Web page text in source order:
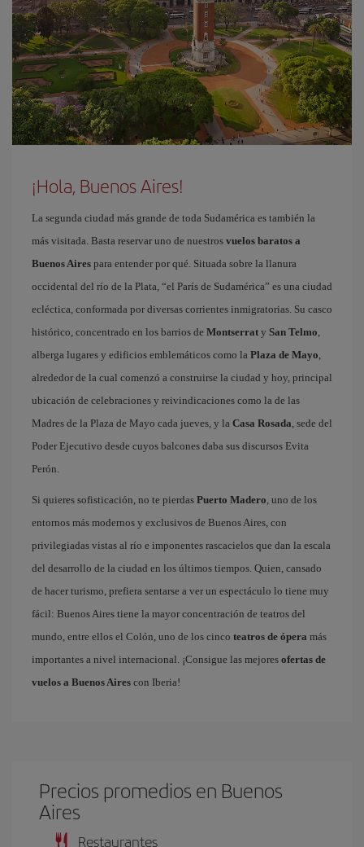
¡Hola, Buenos Aires!
La segunda ciudad más grande de toda Sudamérica es también la
más visitada. Basta reservar uno de nuestros vuelos baratos a
Buenos Aires para entender por qué. Situada sobre la llanura
occidental del río de la Plata, “el París de Sudamérica” es una ciudad
ecléctica, conformada por diversas corrientes inmigratorias. Su casco
histórico, concentrado en los barrios de Montserrat y San Telmo,
alberga lugares y edificios emblemáticos como la Plaza de Mayo,
alrededor de la cual comenzó a construirse la ciudad y hoy, principal
ubicación de celebraciones y reivindicaciones como la de las
Madres de la Plaza de Mayo cada jueves, y la Casa Rosada, sede del
Poder Ejecutivo desde cuyos balcones daba sus discursos Evita
Perón.
Si quieres sofisticación, no te pierdas Puerto Madero, uno de los
entornos más modernos y exclusivos de Buenos Aires, con
privilegiadas vistas al río e imponentes rascacielos que dan la escala
del desarrollo de la ciudad en los últimos tiempos. Quien, cansado
de hacer turismo, prefiera sentarse a ver un espectáculo lo tiene muy
fácil: Buenos Aires tiene la mayor concentración de teatros del
mundo, entre ellos el Colón, uno de los cinco teatros de ópera más
importantes a nivel internacional. ¡Consigue las mejores ofertas de
vuelos a Buenos Aires con Iberia!
Precios promedios en Buenos
Aires
Restaurantes